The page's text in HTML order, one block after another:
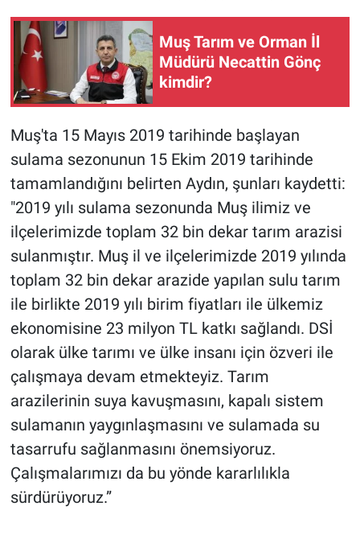
Muş Tarım ve Orman İl
Müdürü Necattin Gönç
kimdir?
Muş'ta 15 Mayıs 2019 tarihinde başlayan
sulama sezonunun 15 Ekim 2019 tarihinde
tamamlandığını belirten Aydın, şunları kaydetti:
"2019 yılı sulama sezonunda Muş ilimiz ve
ilçelerimizde toplam 32 bin dekar tarım arazisi
sulanmıştır. Muş il ve ilçelerimizde 2019 yılında
toplam 32 bin dekar arazide yapılan sulu tarım
ile birlikte 2019 yılı birim fiyatları ile ülkemiz
ekonomisine 23 milyon TL katkı sağlandı. DSİ
olarak ülke tarımı ve ülke insanı için özveri ile
çalışmaya devam etmekteyiz. Tarım
arazilerinin suya kavuşmasını, kapalı sistem
sulamanın yaygınlaşmasını ve sulamada su
tasarrufu sağlanmasını önemsiyoruz.
Çalışmalarımızı da bu yönde kararlılıkla
sürdürüyoruz.”